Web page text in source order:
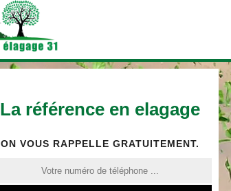
La référence en elagage
ON VOUS RAPPELLE GRATUITEMENT.